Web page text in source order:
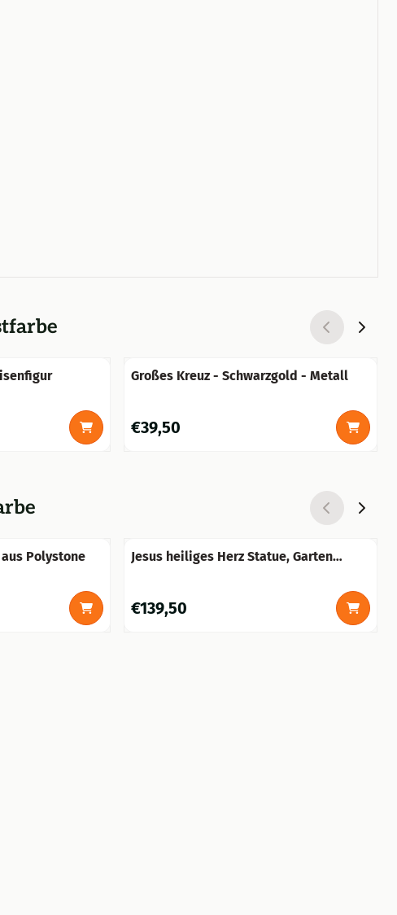
Großes Kreuz - Schwarzgold - Metall
Preis: 39,50
€39,50
Polystone
Jesus heiliges Herz Statue, Garten
Preis: 139,50
€139,50